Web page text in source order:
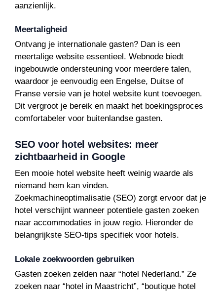
aanzienlijk.
Meertaligheid
Ontvang je internationale gasten? Dan is een
meertalige website essentieel. Webnode biedt
ingebouwde ondersteuning voor meerdere talen,
waardoor je eenvoudig een Engelse, Duitse of
Franse versie van je hotel website kunt toevoegen.
Dit vergroot je bereik en maakt het boekingsproces
comfortabeler voor buitenlandse gasten.
SEO voor hotel websites: meer
zichtbaarheid in Google
Een mooie hotel website heeft weinig waarde als
niemand hem kan vinden.
Zoekmachineoptimalisatie (SEO) zorgt ervoor dat je
hotel verschijnt wanneer potentiele gasten zoeken
naar accommodaties in jouw regio. Hieronder de
belangrijkste SEO-tips specifiek voor hotels.
Lokale zoekwoorden gebruiken
Gasten zoeken zelden naar “hotel Nederland.” Ze
zoeken naar “hotel in Maastricht”, “boutique hotel